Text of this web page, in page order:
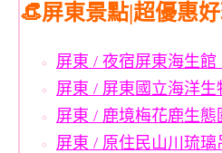
👒屏東景點|超優惠
屏東 / 夜宿屏東海生
屏東 / 屏東國立海洋生
屏東 / 鹿境梅花鹿生態
屏東 / 原住民山川琉璃